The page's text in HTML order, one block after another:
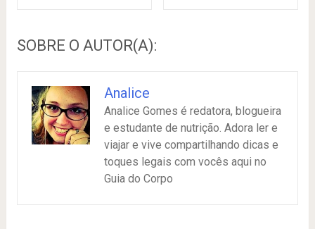
SOBRE O AUTOR(A):
Analice
Analice Gomes é redatora, blogueira
e estudante de nutrição. Adora ler e
viajar e vive compartilhando dicas e
toques legais com vocês aqui no
Guia do Corpo